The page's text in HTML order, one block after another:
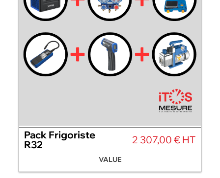
Pack Frigoriste
R32
2 307,00 € HT
VALUE